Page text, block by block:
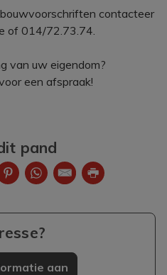
contacteer
of 014/72.73.74.
van uw eigendom?
een afspraak!
pand
aan